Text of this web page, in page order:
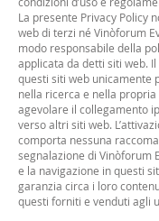
La presente Privacy Policy
web di terzi né Vinòforum
modo responsabile della
applicata da detti siti web.
questi siti web unicamente
nella ricerca e nella
agevolare il collegamento
verso altri siti web.
comporta nessuna
segnalazione di Vinòforum
e la navigazione in questi
garanzia circa i loro
questi forniti e venduti agli